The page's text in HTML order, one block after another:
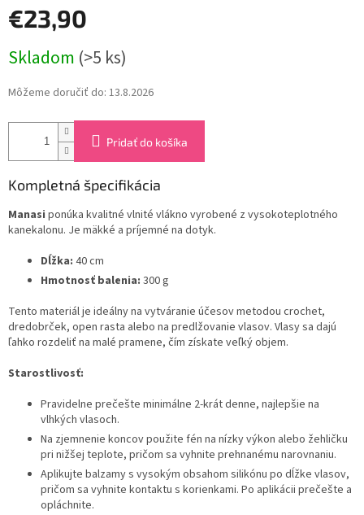
€23,90
cena:
Skladom (>5 ks)
Môžeme doručiť do: 13.8.2026
Pridať do košíka
Kompletná špecifikácia
Manasi ponúka kvalitné vlnité vlákno vyrobené z vysokoteplotného
kanekalonu. Je mäkké a príjemné na dotyk.
Dĺžka: 40 cm
Hmotnosť balenia: 300 g
Tento materiál je ideálny na vytváranie účesov metodou crochet,
dredobrček, open rasta alebo na predlžovanie vlasov. Vlasy sa dajú
ľahko rozdeliť na malé pramene, čím získate veľký objem.
Starostlivosť:
Pravidelne prečešte minimálne 2-krát denne, najlepšie na
vlhkých vlasoch.
Na zjemnenie koncov použite fén na nízky výkon alebo žehličku
pri nižšej teplote, pričom sa vyhnite prehnanému narovnaniu.
Aplikujte balzamy s vysokým obsahom silikónu po dĺžke vlasov,
pričom sa vyhnite kontaktu s korienkami. Po aplikácii prečešte a
opláchnite.